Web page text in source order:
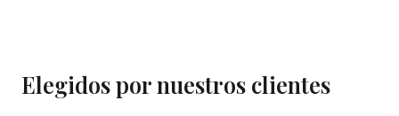
Elegidos por nuestros clientes